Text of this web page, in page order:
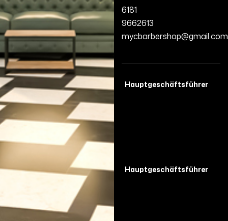
6181
9662613
mycbarbershop@gmail.com
Hauptgeschäftsführer
Hauptgeschäftsführer